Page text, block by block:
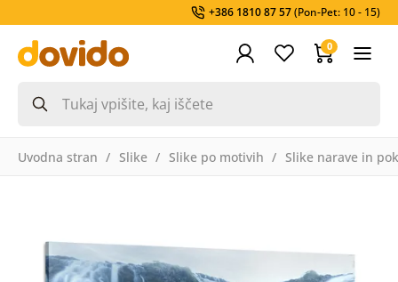
+386 1810 87 57(Pon-Pet: 10 - 15)
0
Uvodna stran Slike Slike po motivih Slike narave in